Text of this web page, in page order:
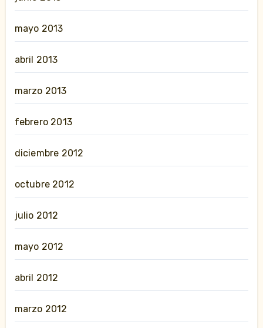
mayo 2013
abril 2013
marzo 2013
febrero 2013
diciembre 2012
octubre 2012
julio 2012
mayo 2012
abril 2012
marzo 2012